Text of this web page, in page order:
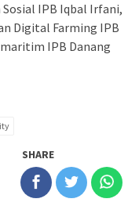
IPB Iqbal Irfani,
Digital Farming IPB
IPB Danang
SHARE